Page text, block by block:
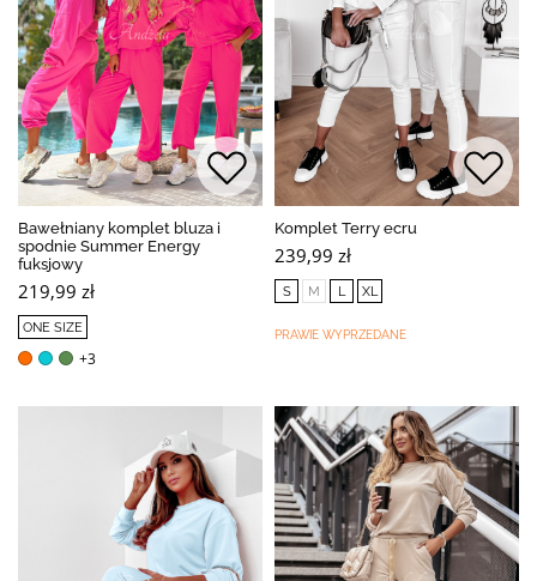
Bawełniany komplet bluza i
spodnie Summer Energy
fuksjowy
219,99 zł
ONE SIZE
+3
Komplet Terry ecru
239,99 zł
S M L XL
PRAWIE WYPRZEDANE